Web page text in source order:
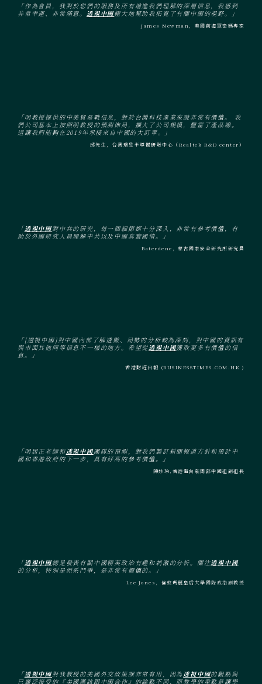
「作為會員，我對於您們的服務及所有增進我們理解的深層信息，我感到
非常幸運、非常滿意。 透視中國極大地幫助我拓寬了有關中國的視野。」
James Newman，美國前海軍密碼專家
「明教授提供的中美貿易戰信息，對於台灣科技產業來說非常有價值。 我
們公司基本上按照明教授的預測佈局，擴大了公司規模，豐富了產品線。
這讓我們能夠在2019年承接來自中國的大訂單。」
邱先生，台灣瑞昱半導體研發中心（Realtek R&D center）
「透視中國對中共的研究，每一個細節都十分深入，非常有參考價值，有
助於外國研究人員理解中共以及中國真實國情。」
Baterdene，蒙古國家安全研究所研究員
「[透視中國]對中國內部了解透徹、局勢的分析較為深刻，對中國的資訊有
與市面其他同等信息不一樣的地方。希望從透視中國獲取更多有價值的信
息。」
香港財經日報 (BUSINESSTIMES.COM.HK )
「明居正老師和透視中國團隊的預測，對我們製訂新聞報道方針和預計中
國和香港政府的下一步，具有好高的參考價值。」
陳妙玲,香港電台新聞部中國組副組長
「透視中國總是發表有關中國精英政治有趣和刺激的分析。關注透視中國
的分析，特別是派系鬥爭，是非常有價值的。」
Lee Jones，倫敦瑪麗皇后大學國際政治副教授
「透視中國對我教授的美國外交政策課非常有用，因為 透視中國的觀點與
已廣泛接受的『美國應該跟中國合作』的論點不同，而教學的重點是讓學